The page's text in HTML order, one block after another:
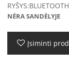
RYŠYS:
NĖRA SANDĖLYJE
Įsiminti